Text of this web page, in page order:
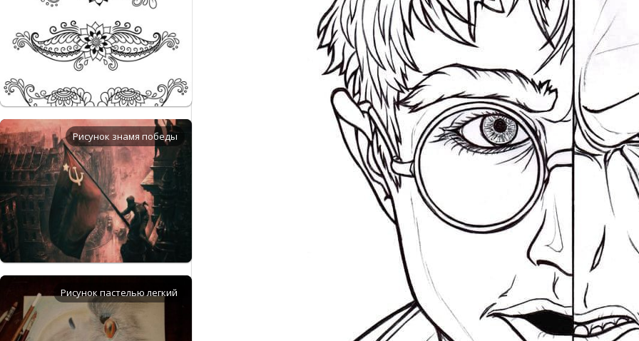
Рисунок знамя победы
Рисунок пастелью легкий